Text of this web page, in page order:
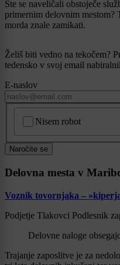
Ste se naveličali obstoječe
primernim delovnim mestom?
morda znale zamikati.
Želiš biti vedno na tekočem?
tedensko v svoj email
E-naslov
Nisem robot
Naročite se
Delovna mesta v
Voznik tovornjaka –
Podjetje Tlakovci Podlesnik
Delovne naloge
Trajanje zaposlitve je za